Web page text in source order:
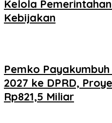
Kelola
Kebijakan
Pemko
2027 ke DPRD,
Rp821,5 Miliar